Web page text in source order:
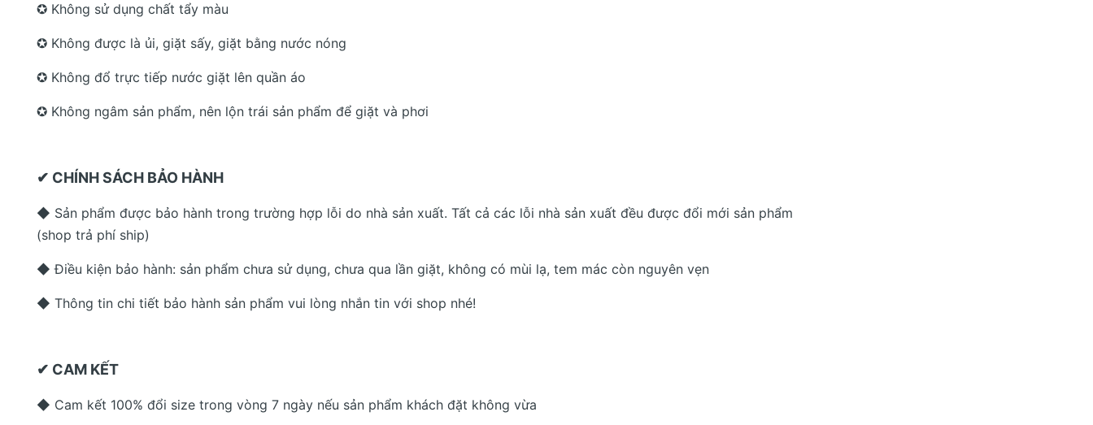
✪ Không sử dụng chất tẩy màu
✪ Không được là ủi, giặt sấy, giặt bằng nước nóng
✪ Không đổ trực tiếp nước giặt lên quần áo
✪ Không ngâm sản phẩm, nên lộn trái sản phẩm để giặt và phơi
✔ CHÍNH SÁCH BẢO HÀNH
◆ Sản phẩm được bảo hành trong trường hợp lỗi do nhà sản xuất. Tất cả các lỗi nhà sản xuất đều được đổi mới sản phẩm
(shop trả phí ship)
◆ Điều kiện bảo hành: sản phẩm chưa sử dụng, chưa qua lần giặt, không có mùi lạ, tem mác còn nguyên vẹn
◆ Thông tin chi tiết bảo hành sản phẩm vui lòng nhắn tin với shop nhé!
✔ CAM KẾT
◆ Cam kết 100% đổi size trong vòng 7 ngày nếu sản phẩm khách đặt không vừa